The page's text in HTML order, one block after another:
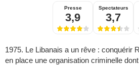
Presse
3,9
Spectateurs
3,7
1975. Le Libanais a un rêve : conquérir
en place une organisation criminelle